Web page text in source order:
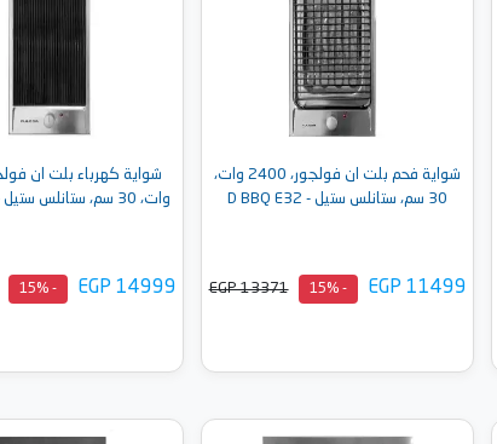
شواية فحم بلت ان فولجور، 2400 وات،
30 سم، ستانلس ستيل - D BBQ E32
EGP 11499
- 15%
EGP 13371
وات، 30 سم، ستانلس ستيل - D GRI E32
EGP 14999
- 15%